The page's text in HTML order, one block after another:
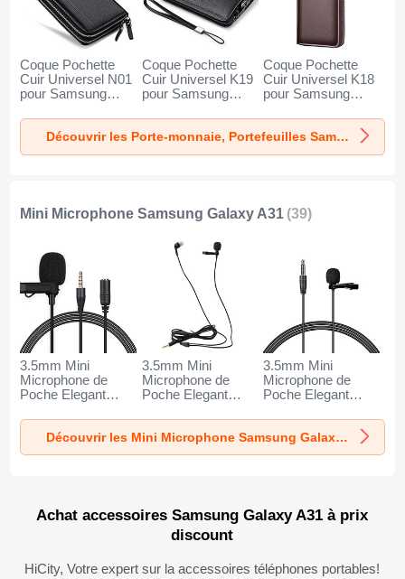
Coque Pochette
Cuir Universel N01
pour Samsung
Coque Pochette
Cuir Universel K19
pour Samsung
Coque Pochette
Cuir Universel K18
pour Samsung
Découvrir les Porte-monnaie, Portefeuilles Samsung Galaxy A31
Mini Microphone Samsung Galaxy A31 (39)
3.5mm Mini
Microphone de
Poche Elegant
Parleur K06 pour
Samsung Galaxy
A31 Noir
3.5mm Mini
Microphone de
Poche Elegant
Parleur K05 pour
Samsung Galaxy
A31 Noir
3.5mm Mini
Microphone de
Poche Elegant
Parleur K08 pour
Samsung Galaxy
A31 Noir
Découvrir les Mini Microphone Samsung Galaxy A31
Achat accessoires Samsung Galaxy A31 à prix
discount
HiCity, Votre expert sur la accessoires téléphones portables!